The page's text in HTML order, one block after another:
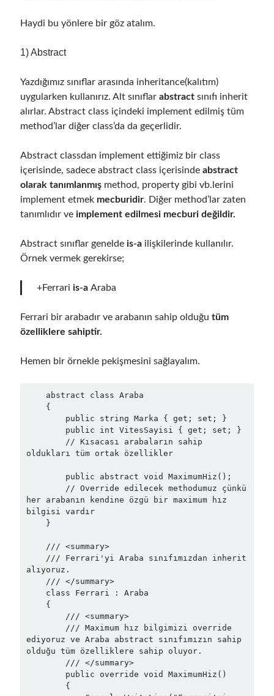
Follow
t
H
u
b
ke
dI
n
Categories
.NET(46)
.NET Core (25)
AI Agents(2)
Architectural(32)
ASP.NET Core(20)
Asp.Net MVC(1)
Asp.Net Web API (12)
Azure(27)
Behavior Driven Development(1)
Cloud(3)
dotnet(9)
GraphQL(1)
Logging(4)
Microservices (24)
Nesne Yönelimli Programlama (Object Oriented Programming)
Performans (Profiling) (6)
Refactoring
(4)
Search Engine(7)
Seminar(8)
(10)
SOA (2)
Tasarım Kalıpları (Design Patterns)
Test Driven Development(4)
Uncategorized(2)
WPF(2)
Comments
Haydi bu yönlere bir göz atalım.
1) Abstract
Yazdığımız sınıflar arasında inheritance(kalıtım)
uygularken kullanırız. Alt sınıflarabstract sınıfı inherit
alırlar. Abstract class içindeki implement edilmiş tüm
method’lar diğer class’da da geçerlidir.
Abstract classdan implement ettiğimiz bir class
içerisinde, sadece abstract class içerisindeabstract
olarak tanımlanmış method, property gibi vb.lerini
implement etmek mecburidir. Diğer method’lar zaten
tanımlıdır ve implement edilmesi mecburi değildir.
Abstract sınıflar geneldeis-a ilişkilerinde kullanılır.
Örnek vermek gerekirse;
+Ferrariis-aAraba
Ferrari bir arabadır ve arabanın sahip olduğu tüm
özelliklere sahiptir.
Hemen bir örnekle pekişmesini sağlayalım.
oldukları tüm ortak özellikler
her arabanın kendine özgü bir maximum hız
bilgisi vardır
alıyoruz.
ediyoruz ve Araba abstract sınıfımızın sahip
olduğu tüm özelliklere sahip oluyor.